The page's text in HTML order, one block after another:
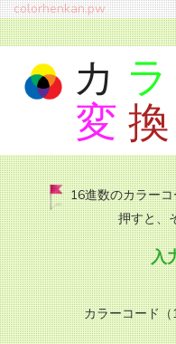
colorhenkan.pw
カ ラ
変 換
16進数のカラー
押すと、
入
カラーコード